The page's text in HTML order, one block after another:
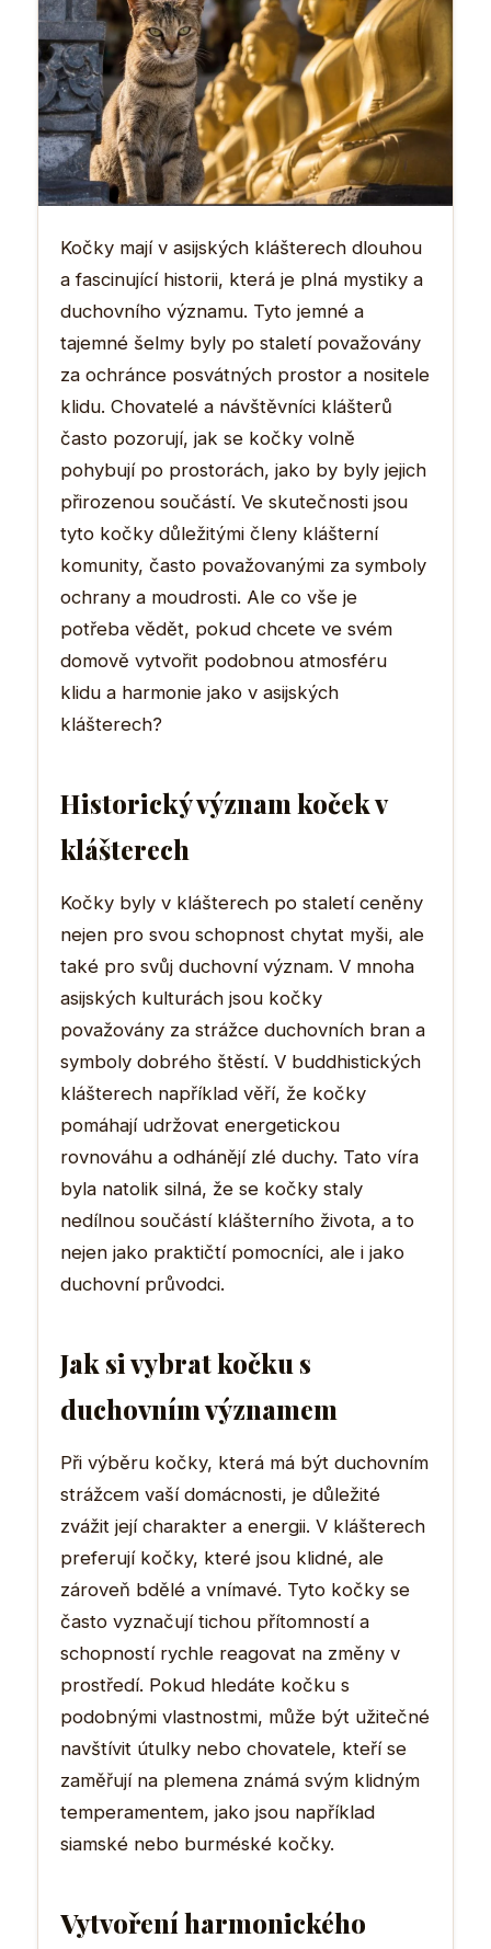
Kočky mají v asijských klášterech dlouhou
a fascinující historii, která je plná mystiky a
duchovního významu. Tyto jemné a
tajemné šelmy byly po staletí považovány
za ochránce posvátných prostor a nositele
klidu. Chovatelé a návštěvníci klášterů
často pozorují, jak se kočky volně
pohybují po prostorách, jako by byly jejich
přirozenou součástí. Ve skutečnosti jsou
tyto kočky důležitými členy klášterní
komunity, často považovanými za symboly
ochrany a moudrosti. Ale co vše je
potřeba vědět, pokud chcete ve svém
domově vytvořit podobnou atmosféru
klidu a harmonie jako v asijských
klášterech?
Historický význam koček v
klášterech
Kočky byly v klášterech po staletí ceněny
nejen pro svou schopnost chytat myši, ale
také pro svůj duchovní význam. V mnoha
asijských kulturách jsou kočky
považovány za strážce duchovních bran a
symboly dobrého štěstí. V buddhistických
klášterech například věří, že kočky
pomáhají udržovat energetickou
rovnováhu a odhánějí zlé duchy. Tato víra
byla natolik silná, že se kočky staly
nedílnou součástí klášterního života, a to
nejen jako praktičtí pomocníci, ale i jako
duchovní průvodci.
Jak si vybrat kočku s
duchovním významem
Při výběru kočky, která má být duchovním
strážcem vaší domácnosti, je důležité
zvážit její charakter a energii. V klášterech
preferují kočky, které jsou klidné, ale
zároveň bdělé a vnímavé. Tyto kočky se
často vyznačují tichou přítomností a
schopností rychle reagovat na změny v
prostředí. Pokud hledáte kočku s
podobnými vlastnostmi, může být užitečné
navštívit útulky nebo chovatele, kteří se
zaměřují na plemena známá svým klidným
temperamentem, jako jsou například
siamské nebo burméské kočky.
Vytvoření harmonického